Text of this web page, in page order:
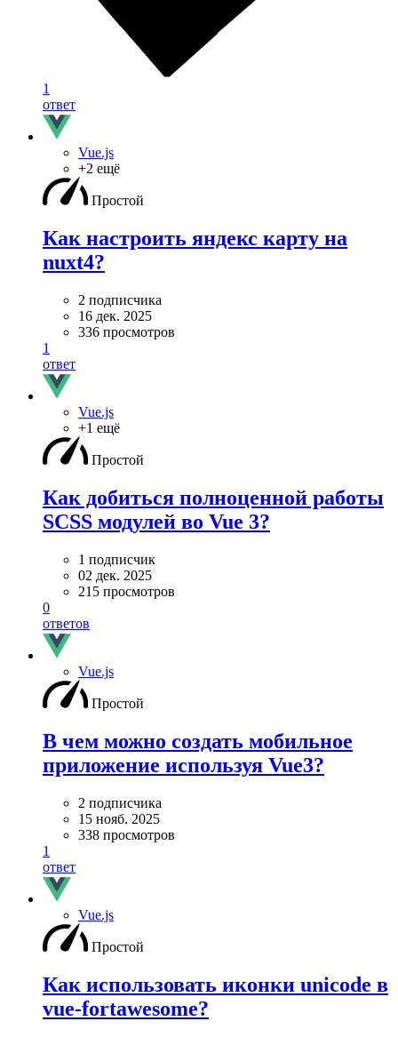
1
ответ
Vue.js
+2 ещё
Простой
Как настроить яндекс карту на
nuxt4?
2 подписчика
16 дек. 2025
336 просмотров
1
ответ
Vue.js
+1 ещё
Простой
Как добиться полноценной работы
SCSS модулей во Vue 3?
1 подписчик
02 дек. 2025
215 просмотров
0
ответов
Vue.js
Простой
В чем можно создать мобильное
приложение используя Vue3?
2 подписчика
15 нояб. 2025
338 просмотров
1
ответ
Vue.js
Простой
Как использовать иконки unicode в
vue-fortawesome?